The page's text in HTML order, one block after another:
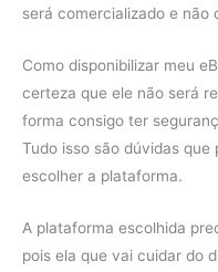
será comercializado e não
Como disponibilizar meu
certeza que ele não será
forma consigo ter
Tudo isso são dúvidas
escolher a plataforma.
A plataforma escolhida
pois ela que vai cuidar do